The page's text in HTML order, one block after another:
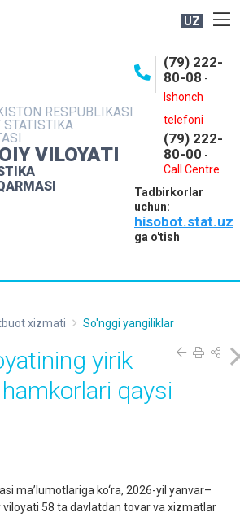
UZ
RESPUBLIKASI
VILOYATI
(79) 222-
80-08 -
Ishonch
telefoni
(79) 222-
80-00 -
Call Centre
Tadbirkorlar
uchun:
hisobot.stat.uz
ga o'tish
MA'LUMOTLAR
XIZMATLAR
MUROJAATLAR
xizmati So'nggi yangiliklar
yirik
qaysi
ma’lumotlariga ko‘ra, 2026-yil yanvar–
viloyati 58 ta davlatdan tovar va xizmatlar